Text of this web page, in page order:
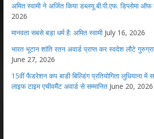
अमित स्वामी ने अर्जित किया डब्लयू.बी.पी.एफ. डिप्लोमा ऑफ
2026
मानवता सबसे बड़ा धर्म है: अमित स्वामी July 16, 2026
भारत भूटान शांति रतन अवार्ड प्राप्त कर स्वदेश लौटे
June 27, 2026
15वीं फैडरेशन कप बाडी बिल्डिंग प्रतियोगिता लुधियाना में
लाइफ टाइम एचीवमैंट अवार्ड से सम्मानित June 20, 2026